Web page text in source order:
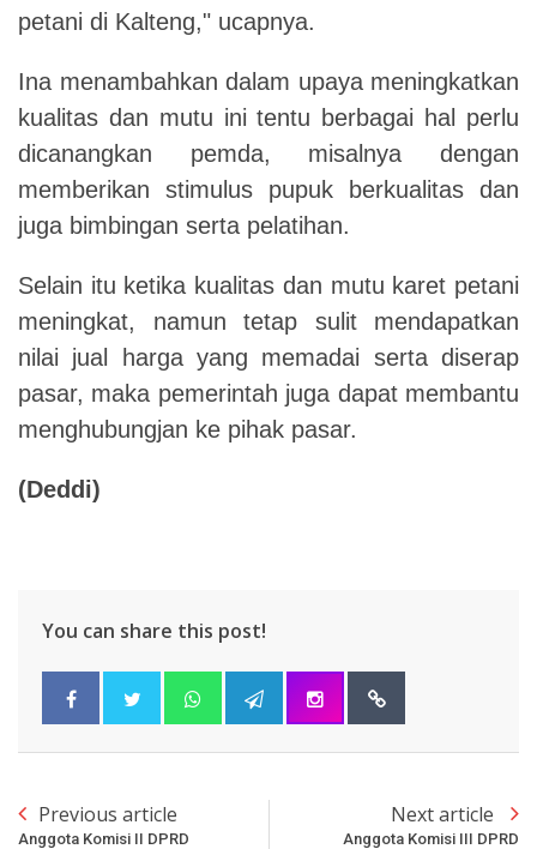
petani di Kalteng," ucapnya.
Ina menambahkan dalam upaya meningkatkan
kualitas dan mutu ini tentu berbagai hal perlu
dicanangkan pemda, misalnya dengan
memberikan stimulus pupuk berkualitas dan
juga bimbingan serta pelatihan.
Selain itu ketika kualitas dan mutu karet petani
meningkat, namun tetap sulit mendapatkan
nilai jual harga yang memadai serta diserap
pasar, maka pemerintah juga dapat membantu
menghubungjan ke pihak pasar.
(Deddi)
You can share this post!
Previous article
Anggota Komisi II DPRD
Next article
Anggota Komisi III DPRD